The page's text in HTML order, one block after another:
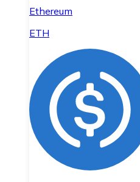
Ethereum
ETH